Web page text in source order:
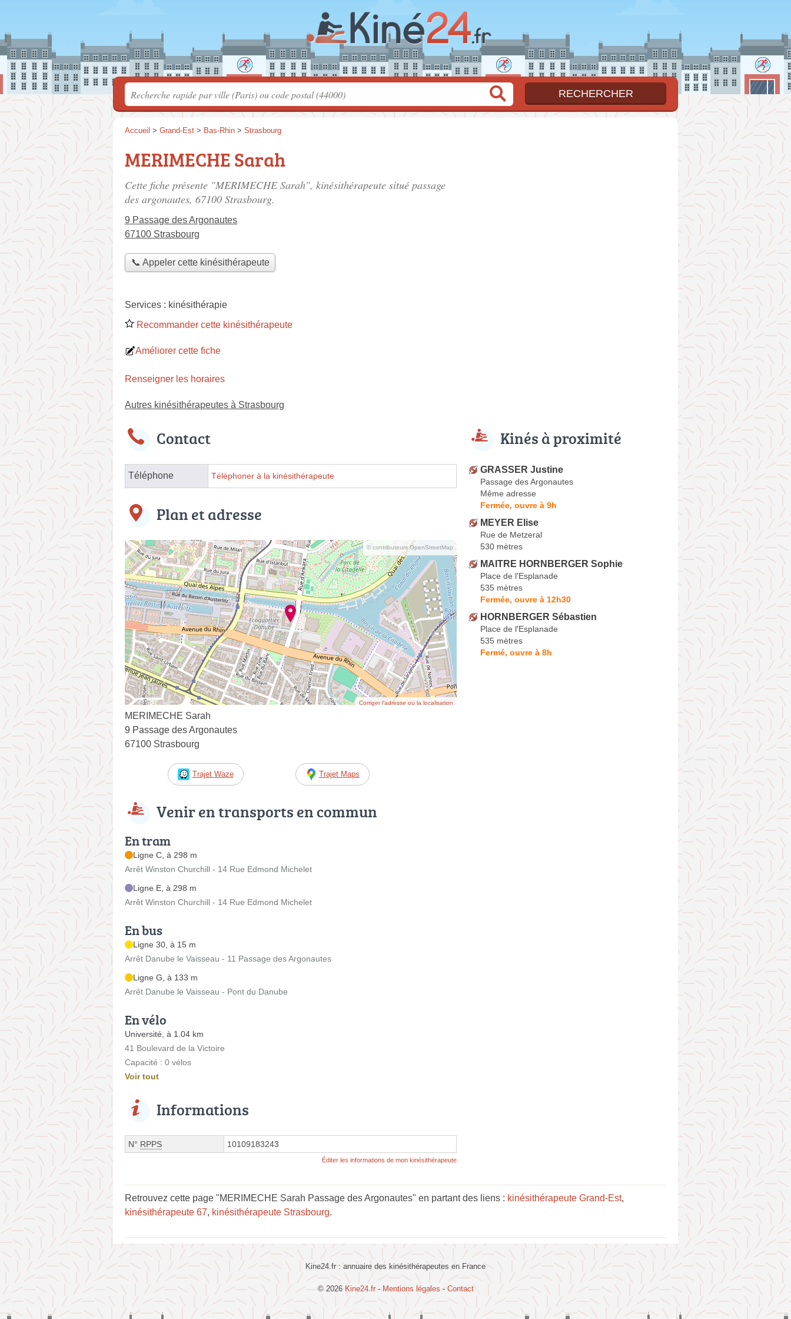
Accueil > Grand-Est > Bas-Rhin > Strasbourg
MERIMECHE Sarah
Cette fiche présente "MERIMECHE Sarah", kinésithérapeute situé passage
des argonautes, 67100 Strasbourg.
9 Passage des Argonautes
67100 Strasbourg
📞 Appeler cette kinésithérapeute
Services : kinésithérapie
Recommander cette kinésithérapeute
Améliorer cette fiche
Renseigner les horaires
Autres kinésithérapeutes à Strasbourg
Contact
Téléphone Téléphoner à la kinésithérapeute
Plan et adresse
© contributeurs OpenStreetMap
Corriger l’adresse ou la localisation
MERIMECHE Sarah
9 Passage des Argonautes
67100 Strasbourg
Trajet Waze Trajet Maps
Venir en transports en commun
En tram
Ligne C, à 298 m
Arrêt Winston Churchill - 14 Rue Edmond Michelet
Ligne E, à 298 m
Arrêt Winston Churchill - 14 Rue Edmond Michelet
En bus
Ligne 30, à 15 m
Arrêt Danube le Vaisseau - 11 Passage des Argonautes
Ligne G, à 133 m
Arrêt Danube le Vaisseau - Pont du Danube
En vélo
Université, à 1.04 km
41 Boulevard de la Victoire
Capacité : 0 vélos
Voir tout
Informations
N° RPPS 10109183243
Éditer les informations de mon kinésithérapeute
Kinés à proximité
GRASSER Justine
Passage des Argonautes
Même adresse
Fermée, ouvre à 9h
MEYER Elise
Rue de Metzeral
530 mètres
MAITRE HORNBERGER Sophie
Place de l'Esplanade
535 mètres
Fermée, ouvre à 12h30
HORNBERGER Sébastien
Place de l'Esplanade
535 mètres
Fermé, ouvre à 8h
Retrouvez cette page "MERIMECHE Sarah Passage des Argonautes" en partant des liens : kinésithérapeute Grand-Est,
kinésithérapeute 67, kinésithérapeute Strasbourg.
Kine24.fr : annuaire des kinésithérapeutes en France
© 2026 Kine24.fr - Mentions légales - Contact